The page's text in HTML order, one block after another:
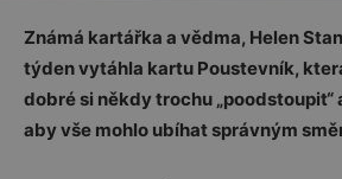
Známá kartářka a vědma, Helen
týden vytáhla kartu Poustevník,
dobré si někdy trochu „poodstoupit“
aby vše mohlo ubíhat správným